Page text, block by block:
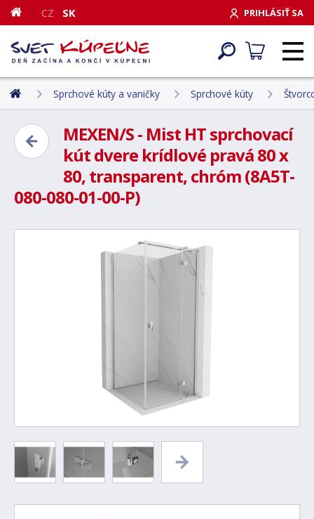
PRIHLÁSIŤ SA
CZ SK
Sprchové kúty a vaničky Sprchové kúty
MEXEN/S - Mist HT sprchovací
kút dvere krídlové pravá 80 x
80, transparent, chróm (8A5T-
080-080-01-00-P)